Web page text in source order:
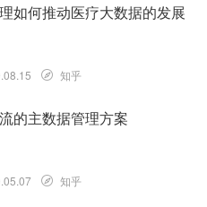
如何推动医疗大数据的发展
知乎
的主数据管理方案
知乎